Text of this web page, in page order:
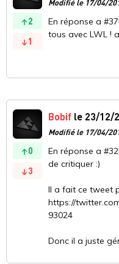
2
1
Modifié le 17/04/
En réponse a
tous avec LWL !
0
3
Bobif le 23/12/
Modifié le 17/04/
En réponse a
de critiquer :)
Il a fait ce tweet
https://
93024
Donc il a juste